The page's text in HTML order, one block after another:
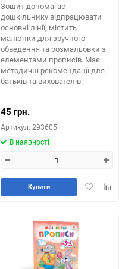
Зошит допомагає
дошкільнику відпрацювати
основні лінії, містить
малюнки для зручного
обведення та розмальовки з
елементами прописів. Має
методичні рекомендації для
батьків та вихователів.
45 грн.
Артикул: 293605
В наявності
Додати
Купити